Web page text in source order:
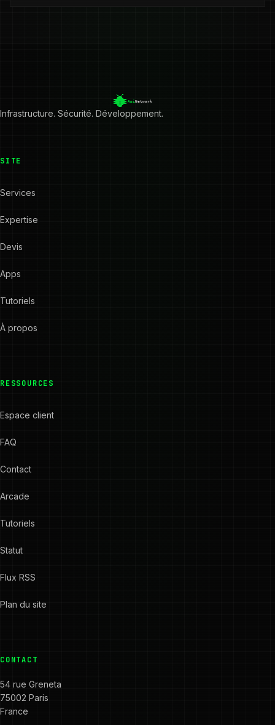
Infrastructure. Sécurité. Développement.
SITE
Services
Expertise
Devis
Apps
Tutoriels
À propos
RESSOURCES
Espace client
FAQ
Contact
Arcade
Tutoriels
Statut
Flux RSS
Plan du site
CONTACT
54 rue Greneta
75002 Paris
France